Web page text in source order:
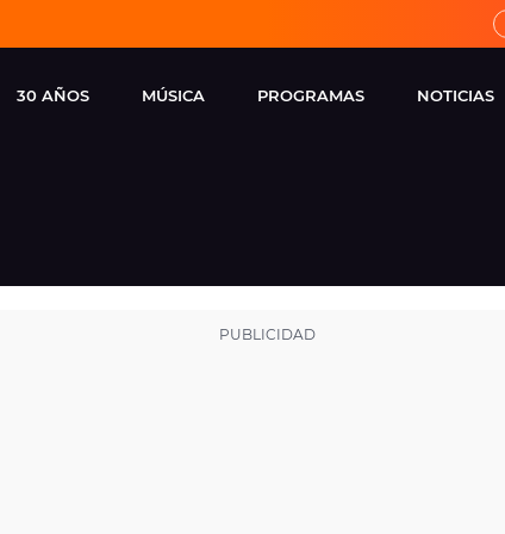
30 AÑOS MÚSICA
FM
PROGRAMAS
VIRALES
NOTICIAS